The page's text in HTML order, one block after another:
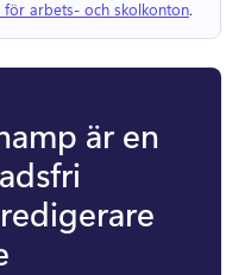
för arbets- och skolkonton.
är en